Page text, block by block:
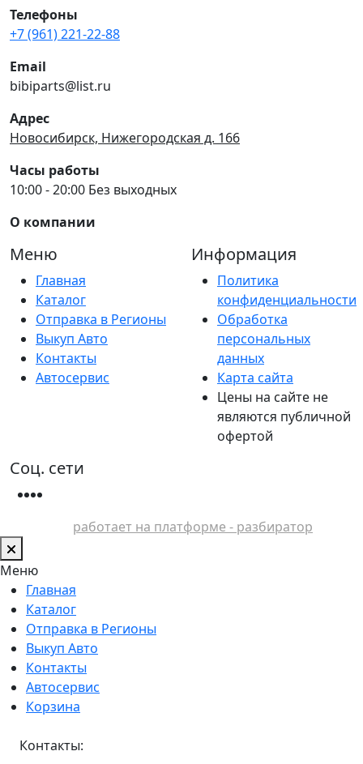
Телефоны
+7 (961) 221-22-88
Email
bibiparts@list.ru
Адрес
Новосибирск, Нижегородская д. 166
Часы работы
10:00 - 20:00 Без выходных
О компании
Меню
Главная
Каталог
Отправка в Регионы
Выкуп Авто
Контакты
Автосервис
Информация
Политика
конфиденциальности
Обработка
персональных
данных
Карта сайта
Цены на сайте не
являются публичной
офертой
Соц. сети
работает на платформе - разбиратор
Меню
Главная
Каталог
Отправка в Регионы
Выкуп Авто
Контакты
Автосервис
Корзина
Контакты: